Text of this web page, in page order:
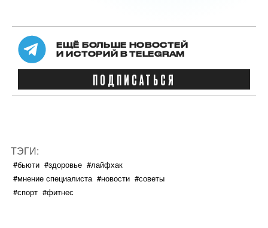
ЕЩЁ БОЛЬШЕ НОВОСТЕЙ
И ИСТОРИЙ В TELEGRAM
ПОДПИСАТЬСЯ
ТЭГИ:
#бьюти #здоровье #лайфхак
#мнение специалиста #новости #советы
#спорт #фитнес